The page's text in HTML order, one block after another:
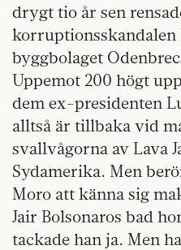
drygt tio år sen
korruptionsskandalen
byggbolaget
Uppemot 200 högt
dem ex-presidenten
alltså är tillbaka vid
svallvågorna av Lava
Sydamerika. Men
Moro att känna sig
Jair Bolsonaros bad
tackade han ja. Men